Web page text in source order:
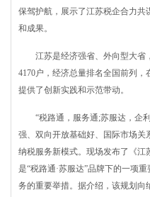
保驾护航，展示了江苏税企合力共
和成果。
江苏是经济强省、外向型大省
4170户，经济总量排名全国前列
提供了创新实践和示范带动。
“税路通，服务通;苏服达，企利
强、双向开放基础好、国际市场关
纳税服务新模式。现场发布了《江
是“税路通·苏服达”品牌下的一项
务的重要举措。据介绍，该规划